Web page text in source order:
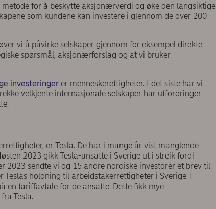
metode for å beskytte aksjonærverdi og øke den langsiktige
som kundene kan investere i gjennom de over 200
vi å påvirke selskaper gjennom for eksempel direkte
spørsmål, aksjonærforslag og at vi bruker
investeringerer menneskerettigheter. I det siste har vi
velkjente internasjonale selskaper har utfordringer
er Tesla. De har i mange år vist manglende
2023 gikk Tesla-ansatte i Sverige ut i streik fordi
2023 sendte vi og 15 andre nordiske investorer et brev til
holdning til arbeidstakerrettigheter i Sverige. I
en tariffavtale for de ansatte. Dette fikk mye
Tesla.